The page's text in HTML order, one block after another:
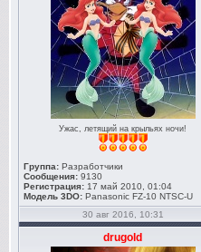
Ужас, летящий на крыльях ночи!
Группа: Разработчики
Сообщения: 9130
Регистрация: 17 май 2010, 01:04
Модель 3DO: Panasonic FZ-10 NTSC-U
30 авг 2016, 10:31
drugold